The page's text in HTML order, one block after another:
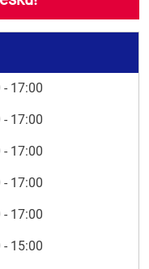
- 17:00
- 17:00
- 17:00
- 17:00
- 17:00
- 15:00